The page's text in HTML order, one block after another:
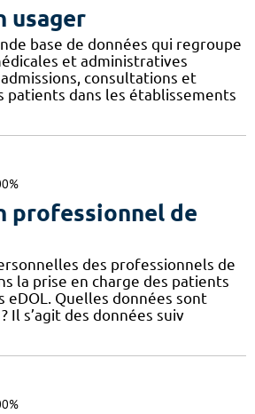
usager
base de données qui regroupe
et administratives
consultations et
patients dans les établissements
professionnel de
des professionnels de
la prise en charge des patients
eDOL. Quelles données sont
Il s’agit des données suiv